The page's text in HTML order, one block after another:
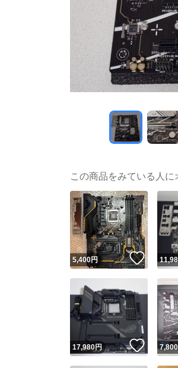
この商品をみている人に
5,400円 いいね
17,980円 いいね
7,800